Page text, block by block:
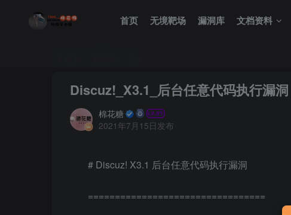
首页 无境靶场 漏洞库 文档资料
Discuz!_X3.1_后台任意代码执行漏洞
棉花糖
2021年7月15日发布
# Discuz! X3.1 后台任意代码执行漏洞
=================================